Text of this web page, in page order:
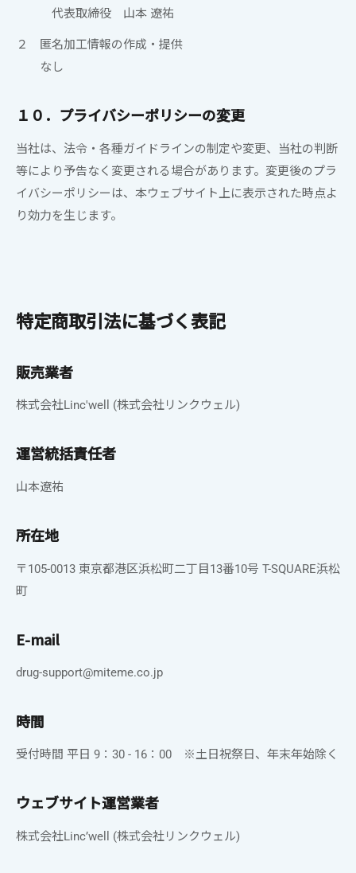
代表取締役 山本 遼祐
２ 匿名加工情報の作成・提供
なし
１０．プライバシーポリシーの変更
当社は、 法令・各種ガイドラインの制定や変更、 当社の判断
等により予告なく変更される場合があります。変更後のプラ
イバシーポリシーは、本ウェブサイト上に表示された時点よ
り効力を生じます。
特定商取引法に基づく表記
販売業者
株式会社Linc'well (株式会社リンクウェル)
運営統括責任者
山本遼祐
所在地
〒105-0013 東京都港区浜松町二丁目13番10号 T-SQUARE浜松
町
E-mail
drug-support@miteme.co.jp
時間
受付時間 平日 9：30 - 16：00 ※土日祝祭日、年末年始除く
ウェブサイト運営業者
株式会社Linc’well (株式会社リンクウェル)